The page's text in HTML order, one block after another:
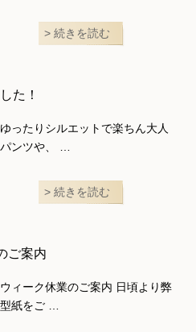
続きを読む
た！
ったりシルエットで楽ちん大人
ンツや、 …
続きを読む
ご案内
ィーク休業のご案内 日頃より弊
紙をご …